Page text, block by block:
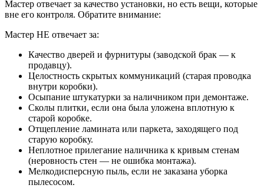
Мастер отвечает за качество установки, но есть вещи, которые
вне его контроля. Обратите внимание:
Мастер НЕ отвечает за:
Качество дверей и фурнитуры (заводской брак — к
продавцу).
Целостность скрытых коммуникаций (старая проводка
внутри коробки).
Осыпание штукатурки за наличником при демонтаже.
Сколы плитки, если она была уложена вплотную к
старой коробке.
Отщепление ламината или паркета, заходящего под
старую коробку.
Неплотное прилегание наличника к кривым стенам
(неровность стен — не ошибка монтажа).
Мелкодисперсную пыль, если не заказана уборка
пылесосом.